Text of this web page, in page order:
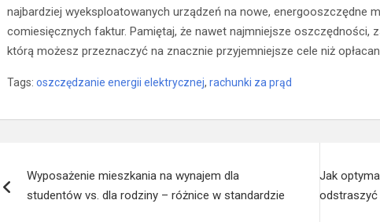
najbardziej wyeksploatowanych urządzeń na nowe, energooszczędne
comiesięcznych faktur. Pamiętaj, że nawet najmniejsze oszczędności,
którą możesz przeznaczyć na znacznie przyjemniejsze cele niż
Tags: oszczędzanie energii elektrycznej, rachunki za prąd
wpisuWyposażenie mieszkania na wynajem dla
studentów vs. dla rodziny – różnice w standardzie
Jak
odstraszyć